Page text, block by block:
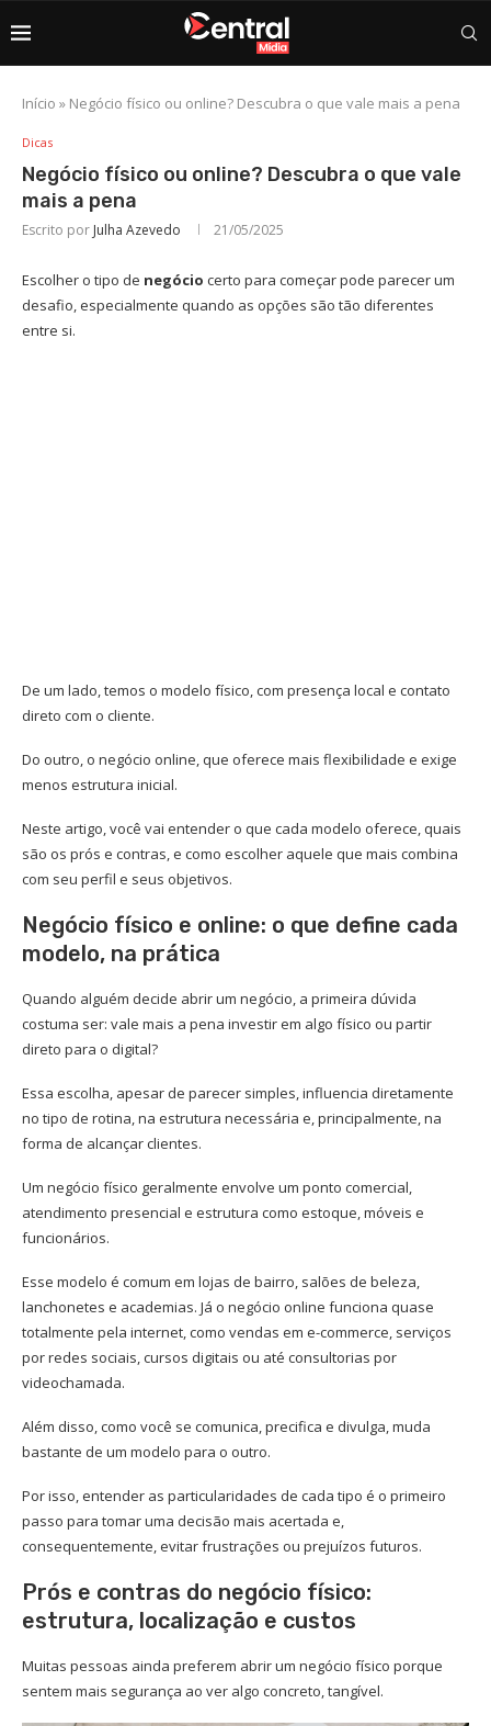
Início » Negócio físico ou online? Descubra o que vale mais a pena
Dicas
Negócio físico ou online? Descubra o que vale
mais a pena
Escrito por Julha Azevedo 21/05/2025
Escolher o tipo de negócio certo para começar pode parecer um
desafio, especialmente quando as opções são tão diferentes
entre si.
De um lado, temos o modelo físico, com presença local e contato
direto com o cliente.
Do outro, o negócio online, que oferece mais flexibilidade e exige
menos estrutura inicial.
Neste artigo, você vai entender o que cada modelo oferece, quais
são os prós e contras, e como escolher aquele que mais combina
com seu perfil e seus objetivos.
Negócio físico e online: o que define cada
modelo, na prática
Quando alguém decide abrir um negócio, a primeira dúvida
costuma ser: vale mais a pena investir em algo físico ou partir
direto para o digital?
Essa escolha, apesar de parecer simples, influencia diretamente
no tipo de rotina, na estrutura necessária e, principalmente, na
forma de alcançar clientes.
Um negócio físico geralmente envolve um ponto comercial,
atendimento presencial e estrutura como estoque, móveis e
funcionários.
Esse modelo é comum em lojas de bairro, salões de beleza,
lanchonetes e academias. Já o negócio online funciona quase
totalmente pela internet, como vendas em e-commerce, serviços
por redes sociais, cursos digitais ou até consultorias por
videochamada.
Além disso, como você se comunica, precifica e divulga, muda
bastante de um modelo para o outro.
Por isso, entender as particularidades de cada tipo é o primeiro
passo para tomar uma decisão mais acertada e,
consequentemente, evitar frustrações ou prejuízos futuros.
Prós e contras do negócio físico:
estrutura, localização e custos
Muitas pessoas ainda preferem abrir um negócio físico porque
sentem mais segurança ao ver algo concreto, tangível.